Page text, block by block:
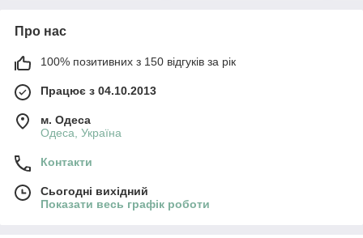
Про нас
100% позитивних з 150 відгуків за рік
Працює з 04.10.2013
м. Одеса
Одеса, Україна
Контакти
Сьогодні вихідний
Показати весь графік роботи